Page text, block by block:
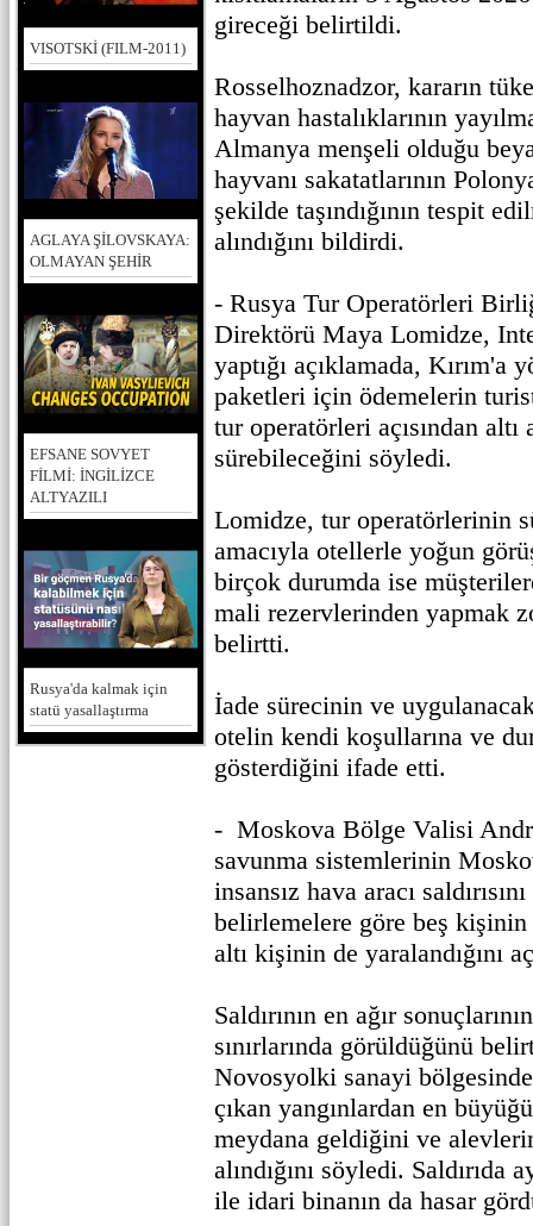
VISOTSKİ (FILM-2011)
AGLAYA ŞİLOVSKAYA:
OLMAYAN ŞEHİR
EFSANE SOVYET
FİLMİ: İNGİLİZCE
ALTYAZILI
Rusya'da kalmak için
statü yasallaştırma
gireceği belirtildi.
Rosselhoznadzor, kararın
hayvan hastalıklarının
Almanya menşeli olduğu
hayvanı sakatatlarının
şekilde taşındığının tespit
alındığını bildirdi.
- Rusya Tur Operatörleri
Direktörü Maya Lomidze,
yaptığı açıklamada,
paketleri için ödemelerin
tur operatörleri açısından altı
sürebileceğini söyledi.
Lomidze, tur operatörlerinin
amacıyla otellerle yoğun
birçok durumda ise
mali rezervlerinden yapmak
belirtti.
İade sürecinin ve
otelin kendi koşullarına ve
gösterdiğini ifade etti.
- Moskova Bölge Valisi
savunma sistemlerinin
insansız hava aracı
belirlemelere göre beş
altı kişinin de yaralandığını
Saldırının en ağır
sınırlarında görüldüğünü
Novosyolki sanayi
çıkan yangınlardan en
meydana geldiğini ve
alındığını söyledi. Saldırıda
ile idari binanın da hasar